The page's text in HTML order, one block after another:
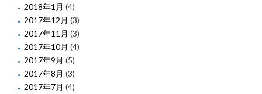
2018年1月 (4)
2017年12月 (3)
2017年11月 (3)
2017年10月 (4)
2017年9月 (5)
2017年8月 (3)
2017年7月 (4)